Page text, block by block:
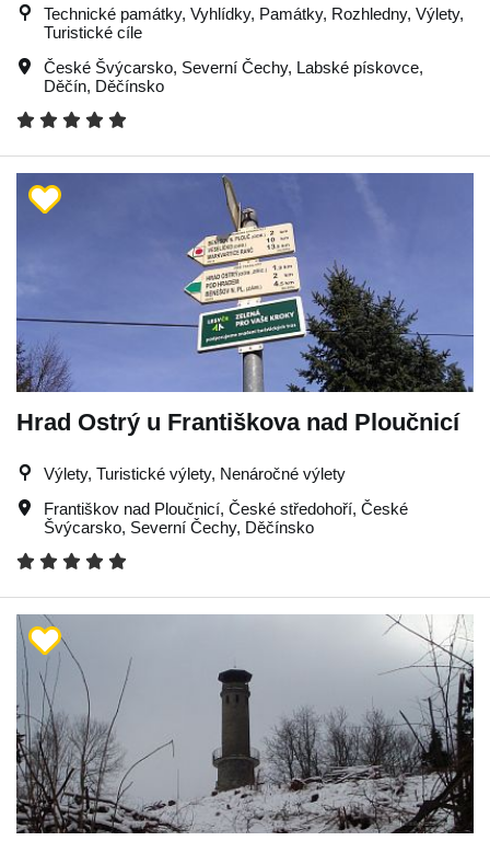
Technické památky, Vyhlídky, Památky, Rozhledny, Výlety,
Turistické cíle
České Švýcarsko, Severní Čechy, Labské pískovce,
Děčín, Děčínsko
Hrad Ostrý u Františkova nad Ploučnicí
Výlety, Turistické výlety, Nenáročné výlety
Františkov nad Ploučnicí, České středohoří, České
Švýcarsko, Severní Čechy, Děčínsko